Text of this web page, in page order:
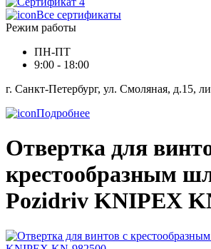
Все сертификаты
Режим работы
ПН-ПТ
9:00 - 18:00
г. Санкт-Петербург, ул. Смоляная, д.15,
Подробнее
Отвертка для
крестообразным
Pozidriv KNIPEX